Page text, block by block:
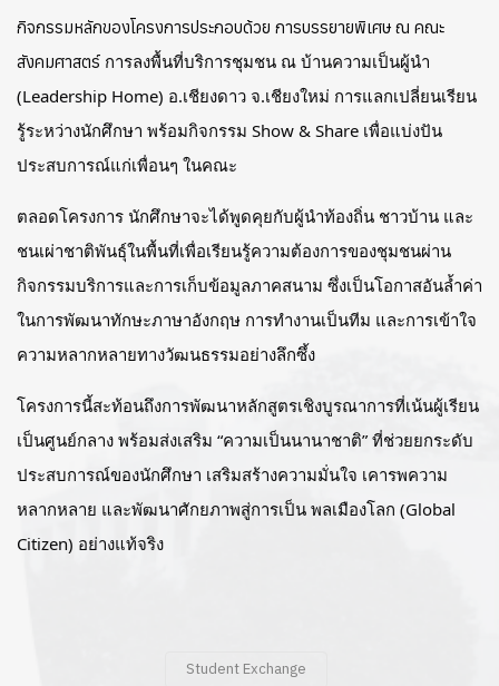
กิจกรรมหลักของโครงการประกอบด้วย การบรรยายพิเศษ ณ คณะ
สังคมศาสตร์ การลงพื้นที่บริการชุมชน ณ บ้านความเป็นผู้นำ
(Leadership Home) อ.เชียงดาว จ.เชียงใหม่ การแลกเปลี่ยนเรียน
รู้ระหว่างนักศึกษา พร้อมกิจกรรม Show & Share เพื่อแบ่งปัน
ประสบการณ์แก่เพื่อนๆ ในคณะ
ตลอดโครงการ นักศึกษาจะได้พูดคุยกับผู้นำท้องถิ่น ชาวบ้าน และ
ชนเผ่าชาติพันธุ์ในพื้นที่เพื่อเรียนรู้ความต้องการของชุมชนผ่าน
กิจกรรมบริการและการเก็บข้อมูลภาคสนาม ซึ่งเป็นโอกาสอันล้ำค่า
ในการพัฒนาทักษะภาษาอังกฤษ การทำงานเป็นทีม และการเข้าใจ
ความหลากหลายทางวัฒนธรรมอย่างลึกซึ้ง
โครงการนี้สะท้อนถึงการพัฒนาหลักสูตรเชิงบูรณาการที่เน้นผู้เรียน
เป็นศูนย์กลาง พร้อมส่งเสริม “ความเป็นนานาชาติ” ที่ช่วยยกระดับ
ประสบการณ์ของนักศึกษา เสริมสร้างความมั่นใจ เคารพความ
หลากหลาย และพัฒนาศักยภาพสู่การเป็น พลเมืองโลก (Global
Citizen) อย่างแท้จริง
Student Exchange